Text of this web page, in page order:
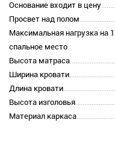
Основание входит в цену
Просвет над полом
Максимальная нагрузка на 1
спальное место
Высота матраса
Ширина кровати
Длина кровати
Высота изголовья
Материал каркаса